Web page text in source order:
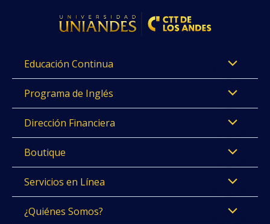
Educación Continua
Programa de Inglés
Dirección Financiera
Boutique
Servicios en Línea
¿Quiénes Somos?